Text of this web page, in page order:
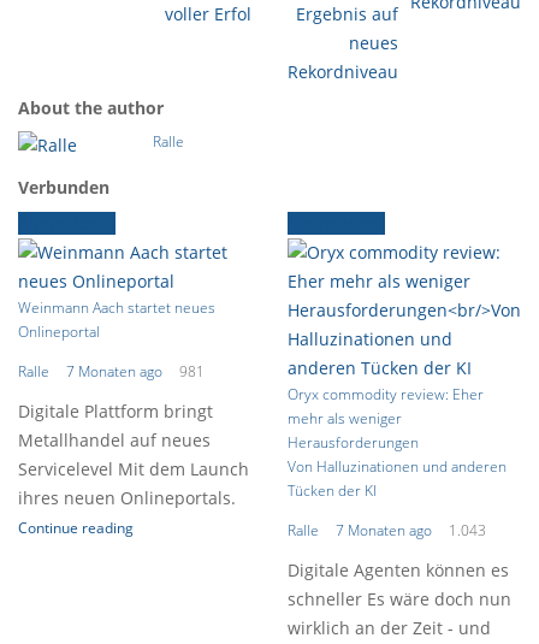
voller Erfolg!
Ergebnis auf
neues
Rekordniveau
About the author
Ralle
Verbunden
Weinmann Aach startet neues
Onlineportal
Ralle
7 Monaten ago 981
Digitale Plattform bringt
Metallhandel auf neues
Servicelevel Mit dem Launch
ihres neuen Onlineportals.
Continue reading
Oryx commodity review: Eher
mehr als weniger
Herausforderungen
Von Halluzinationen und anderen
Tücken der KI
Ralle
7 Monaten ago 1.043
Digitale Agenten können es
schneller Es wäre doch nun
wirklich an der Zeit - und